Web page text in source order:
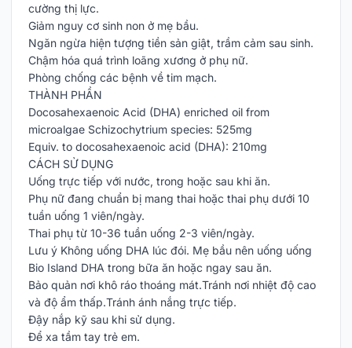
cường thị lực.
Giảm nguy cơ sinh non ở mẹ bầu.
Ngăn ngừa hiện tượng tiền sản giật, trầm cảm sau sinh.
Chậm hóa quá trình loãng xương ở phụ nữ.
Phòng chống các bệnh về tim mạch.
THÀNH PHẦN
Docosahexaenoic Acid (DHA) enriched oil from
microalgae Schizochytrium species: 525mg
Equiv. to docosahexaenoic acid (DHA): 210mg
CÁCH SỬ DỤNG
Uống trực tiếp với nước, trong hoặc sau khi ăn.
Phụ nữ đang chuẩn bị mang thai hoặc thai phụ dưới 10
tuần uống 1 viên/ngày.
Thai phụ từ 10-36 tuần uống 2-3 viên/ngày.
Lưu ý Không uống DHA lúc đói. Mẹ bầu nên uống uống
Bio Island DHA trong bữa ăn hoặc ngay sau ăn.
Bảo quản nơi khô ráo thoáng mát.Tránh nơi nhiệt độ cao
và độ ẩm thấp.Tránh ánh nắng trực tiếp.
Đậy nắp kỹ sau khi sử dụng.
Để xa tầm tay trẻ em.